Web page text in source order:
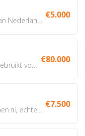
€5.000
€80.000
€7.500